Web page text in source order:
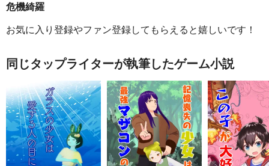
危機綺羅
お気に入り登録やファン登録してもらえると嬉しいです！
同じタップライターが執筆したゲーム小説